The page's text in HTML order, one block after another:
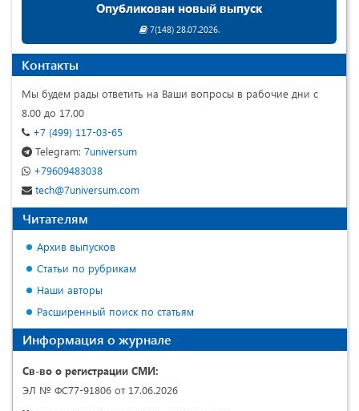
Опубликован новый выпуск
7(148) 28.07.2026.
Контакты
Мы будем рады ответить на Ваши вопросы в рабочие дни с
8.00 до 17.00
+7 (499) 117-03-65
Telegram: 7universum
+79609483038
tech@7universum.com
Читателям
Архив выпусков
Статьи по рубрикам
Наши авторы
Расширенный поиск по статьям
Информация о журнале
Св-во о регистрации СМИ:
ЭЛ № ФС77-91806 от 17.06.2026